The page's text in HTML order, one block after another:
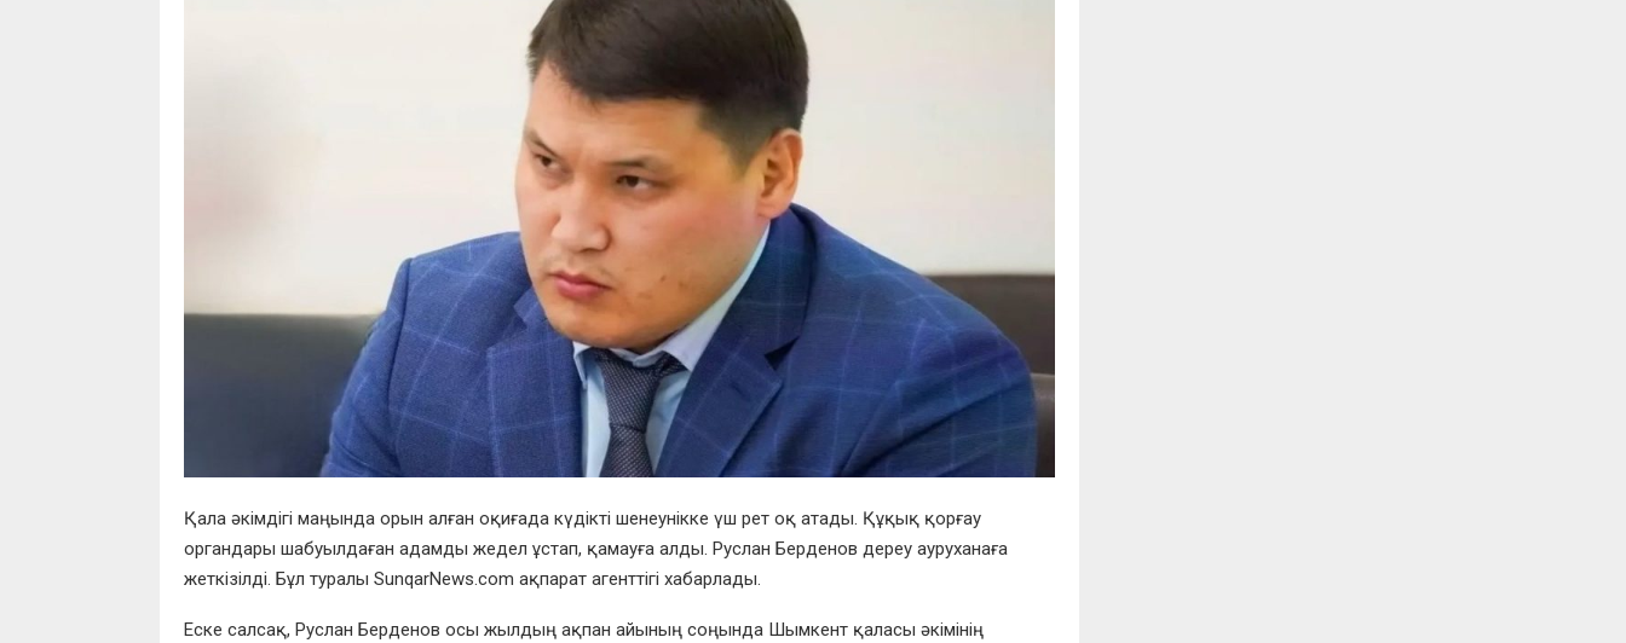
Қала әкімдігі маңында орын алған оқиғада күдікті шенеунікке үш рет оқ атады. Құқық қорғау
органдары шабуылдаған адамды жедел ұстап, қамауға алды. Руслан Берденов дереу ауруханаға
жеткізілді. Бұл туралы SunqarNews.com ақпарат агенттігі хабарлады.
Еске салсақ, Руслан Берденов осы жылдың ақпан айының соңында Шымкент қаласы әкімінің